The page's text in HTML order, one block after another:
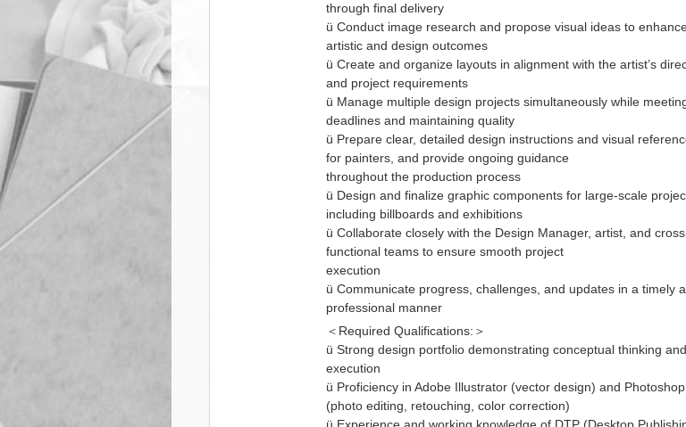
through final delivery
ü Conduct image research and propose visual ideas to
artistic and design outcomes
ü Create and organize layouts in alignment with the artist’s
and project requirements
ü Manage multiple design projects simultaneously while
deadlines and maintaining quality
ü Prepare clear, detailed design instructions and visual
for painters, and provide ongoing guidance
throughout the production process
ü Design and finalize graphic components for large-scale
including billboards and exhibitions
ü Collaborate closely with the Design Manager, artist, and
functional teams to ensure smooth project
execution
ü Communicate progress, challenges, and updates in a timely
professional manner
＜Required Qualifications:＞
ü Strong design portfolio demonstrating conceptual thinking and
execution
ü Proficiency in Adobe Illustrator (vector design) and Photoshop
(photo editing, retouching, color correction)